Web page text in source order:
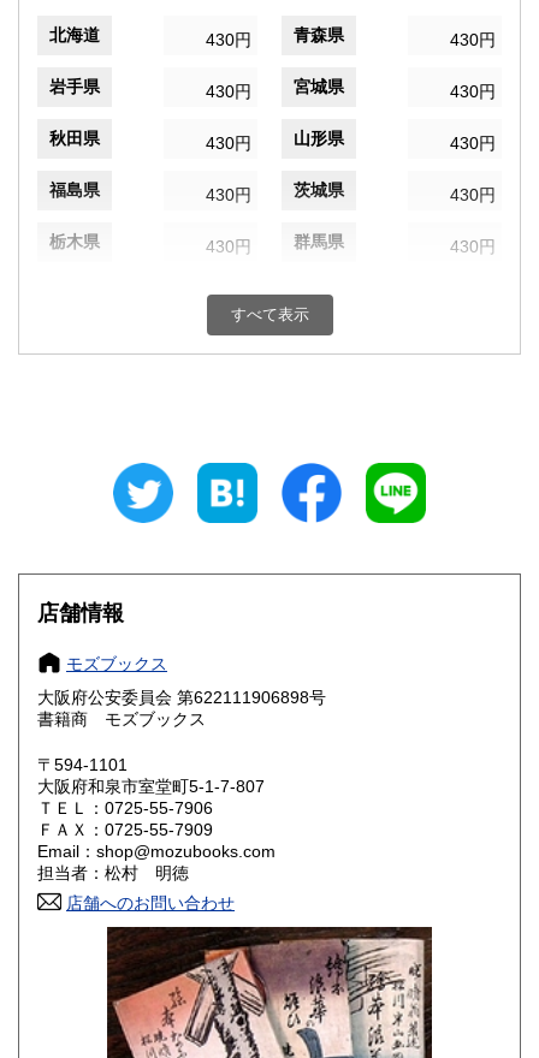
北海道 430円 青森県 430円
岩手県 430円 宮城県 430円
秋田県 430円 山形県 430円
福島県 430円 茨城県 430円
栃木県 430円 群馬県 430円
430円 千葉県
430円 430円
430円 長野県
愛知県
滋賀県
大阪府 兵庫県
奈良県
鳥取県 430円
岡山県
山口県
430円 愛媛県
430円 福岡県
すべて表示
店舗情報
モズブックス
大阪府公安委員会 第622111906898号
書籍商 モズブックス
〒594-1101
大阪府和泉市室堂町5-1-7-807
ＴＥＬ：0725-55-7906
ＦＡＸ：0725-55-7909
Email：shop@mozubooks.com
担当者：松村 明徳
店舗へのお問い合わせ